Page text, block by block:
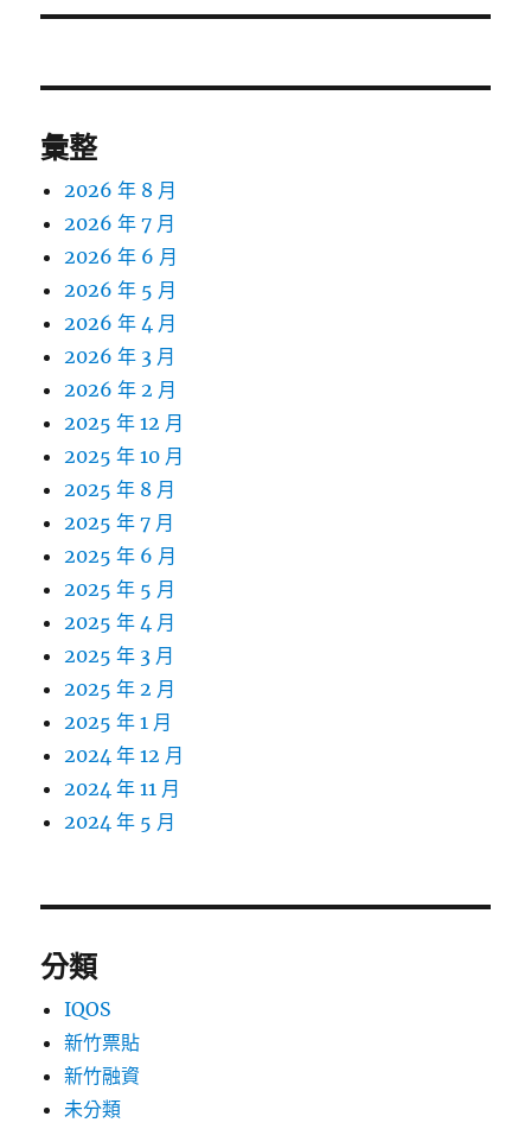
文
彙整
2026 年 8 月
2026 年 7 月
2026 年 6 月
2026 年 5 月
2026 年 4 月
2026 年 3 月
2026 年 2 月
2025 年 12 月
2025 年 10 月
2025 年 8 月
2025 年 7 月
2025 年 6 月
2025 年 5 月
2025 年 4 月
2025 年 3 月
2025 年 2 月
2025 年 1 月
2024 年 12 月
2024 年 11 月
2024 年 5 月
分類
IQOS
新竹票貼
新竹融資
未分類